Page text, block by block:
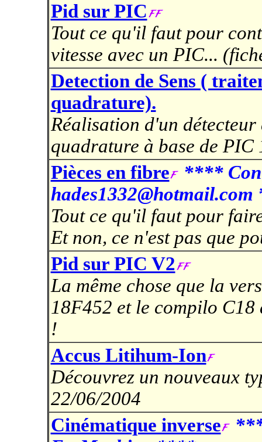
Pid sur PIC
Tout ce qu'il faut pour
vitesse avec un PIC...
Detection de Sens (
quadrature).
Réalisation d'un
quadrature à base de
Pièces en fibre
****
Tout ce qu'il faut pour
Et non, ce n'est pas que
Pid sur PIC V2
La même chose que la
18F452 et le compilo
!
Accus Litihum-Ion
Découvrez un nouveaux
22/06/2004
Cinématique inverse